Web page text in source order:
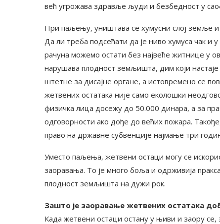
већ угрожава здравље људи и безбедност у
При паљењу, уништава се хумусни слој земље
Да ли треба подсећати да је ниво хумуса чак и
рачуна можемо остати без највеће житнице у
нарушава плодност земљишта, дим који
штетне за дисајне органе, а истовремено се
жетвених остатака није само еколошки
физичка лица досежу до 50.000 динара, а за
одговорности ако дође до већих пожара.
право на државне субвенције најмање три
Уместо паљења, жетвени остаци могу се
заоравања. То је много боља и одрживија
плодност земљишта на дужи рок.
Зашто је заоравање жетвених остатака
Када жетвени остаци остану у њиви и заору